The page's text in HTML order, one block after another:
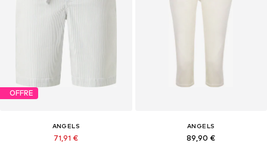
OFFRE
ANGELS
71,91 €
ANGELS
89,90 €